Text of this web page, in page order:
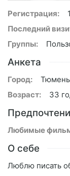
Регистрация:
Последний
Группы:
Анкета
Город:
Тюмень
Возраст:
33
Любимые
О себе
Люблю писать